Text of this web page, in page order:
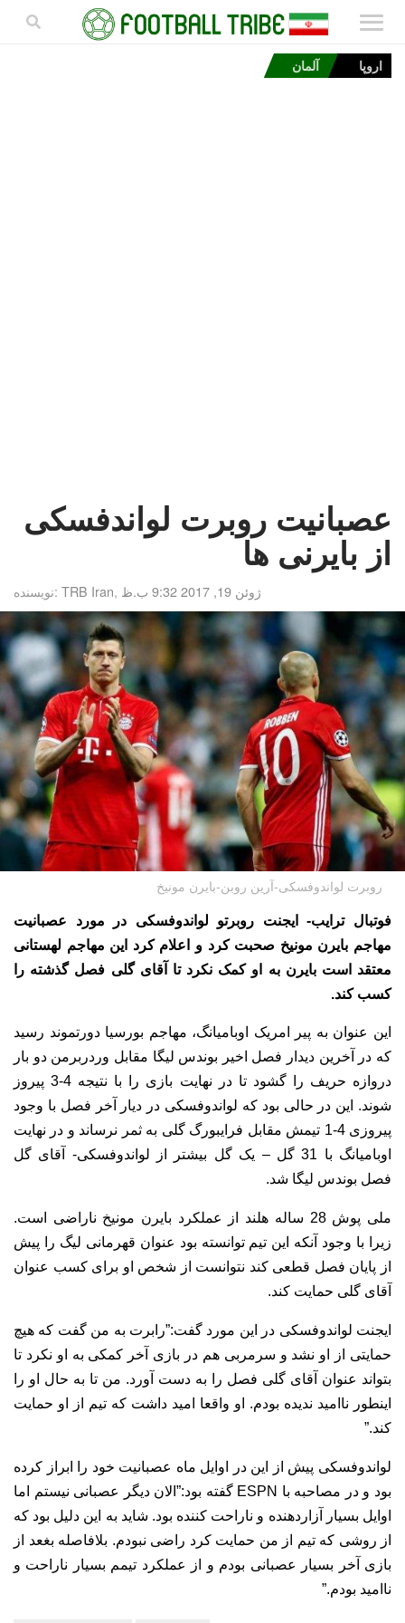
اروپا آلمان
عصبانیت روبرت لواندفسکی
از بایرنی ها
نویسنده:TRB Iran, ژوئن 19, 2017 9:32 ب.ظ
روبرت لواندوفسکی-آرین روبن-بایرن مونیخ
فوتبال ترایب- ایجنت روبرتو لواندوفسکی در مورد عصبانیت
مهاجم بایرن مونیخ صحبت کرد و اعلام کرد این مهاجم لهستانی
معتقد است بایرن به او کمک نکرد تا آقای گلی فصل گذشته را
کسب کند.
این عنوان به پیر امریک اوبامیانگ، مهاجم بورسیا دورتموند رسید
که در آخرین دیدار فصل اخیر بوندس لیگا مقابل وردربرمن دو بار
دروازه حریف را گشود تا در نهایت بازی را با نتیجه 4-3 پیروز
شوند. این در حالی بود که لواندوفسکی در دیار آخر فصل با وجود
پیروزی 4-1 تیمش مقابل فرایبورگ گلی به ثمر نرساند و در نهایت
اوبامیانگ با 31 گل – یک گل بیشتر از لواندوفسکی- آقای گل
فصل بوندس لیگا شد.
ملی پوش 28 ساله هلند از عملکرد بایرن مونیخ ناراضی است.
زیرا با وجود آنکه این تیم توانسته بود عنوان قهرمانی لیگ را پیش
از پایان فصل قطعی کند نتوانست از شخص او برای کسب عنوان
آقای گلی حمایت کند.
ایجنت لواندوفسکی در این مورد گفت:”رابرت به من گفت که هیچ
حمایتی از او نشد و سرمربی هم در بازی آخر کمکی به او نکرد تا
بتواند عنوان آقای گلی فصل را به دست آورد. من تا به حال او را
اینطور ناامید ندیده بودم. او واقعا امید داشت که تیم از او حمایت
کند.”
لواندوفسکی پیش از این در اوایل ماه عصبانیت خود را ابراز کرده
بود و در مصاحبه با ESPN گفته بود:”الان دیگر عصبانی نیستم اما
اوایل بسیار آزاردهنده و ناراحت کننده بود. شاید به این دلیل بود که
از روشی که تیم از من حمایت کرد راضی نبودم. بلافاصله بغعد از
بازی آخر بسیار عصبانی بودم و از عملکرد تیمم بسیار ناراحت و
ناامید بودم.”